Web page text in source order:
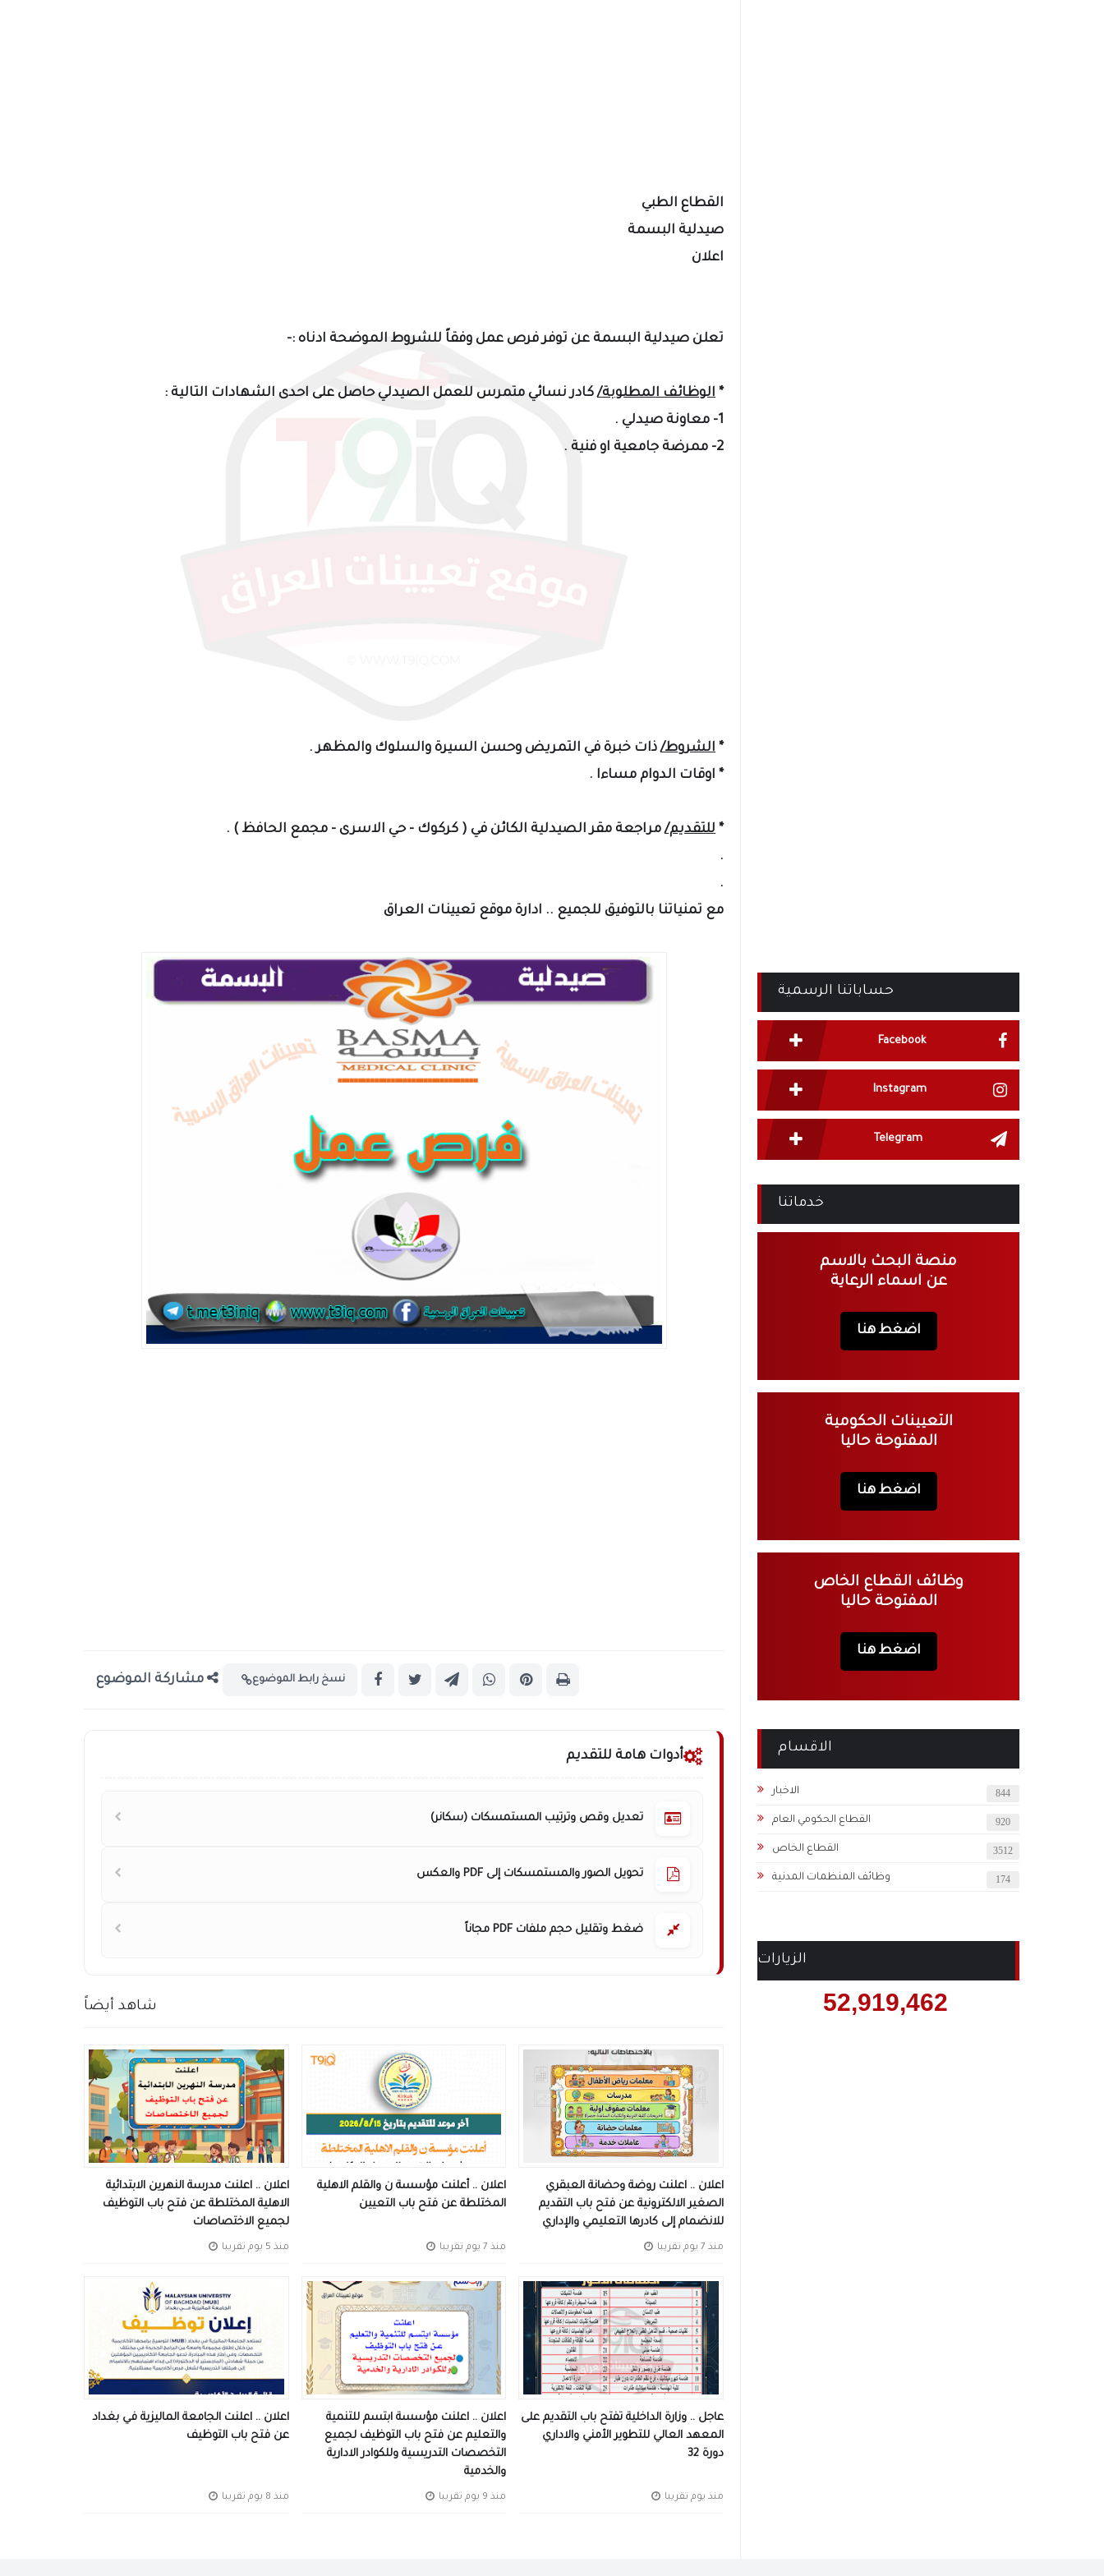
القطاع الطبي
صيدلية البسمة
اعلان
تعلن صيدلية البسمة عن توفر فرص عمل وفقاً للشروط الموضحة ادناه :-
* الوظائف المطلوبة/كادر نسائي متمرس للعمل الصيدلي حاصل على احدى الشهادات التالية :
1- معاونة صيدلي .
2- ممرضة جامعية او فنية .
* الشروط/ذات خبرة في التمريض وحسن السيرة والسلوك والمظهر .
* اوقات الدوام مساءا .
* للتقديم/مراجعة مقر الصيدلية الكائن في ( كركوك - حي الاسرى - مجمع الحافظ ) .
.
.
مع تمنياتنا بالتوفيق للجميع .. ادارة موقع تعيينات العراق
مشاركة الموضوع نسخ رابط الموضوع
أدوات هامة للتقديم
تعديل وقص وترتيب المستمسكات (سكانر)
تحويل الصور والمستمسكات إلى PDF والعكس
ضغط وتقليل حجم ملفات PDF مجاناً
شاهد أيضاً
اعلان .. اعلنت مدرسة النهرين الابتدائية
الاهلية المختلطة عن فتح باب التوظيف
لجميع الاختصاصات
منذ 5 يوم تقريبا
اعلان .. أعلنت مؤسسة ن والقلم الاهلية
المختلطة عن فتح باب التعيين
منذ 7 يوم تقريبا
اعلان .. اعلنت روضة وحضانة العبقري
الصغير الالكترونية عن فتح باب التقديم
للانضمام إلى كادرها التعليمي والإداري
منذ 7 يوم تقريبا
اعلان .. اعلنت الجامعة الماليزية في بغداد
عن فتح باب التوظيف
منذ 8 يوم تقريبا
اعلان .. اعلنت مؤسسة ابتسم للتنمية
والتعليم عن فتح باب التوظيف لجميع
التخصصات التدريسية وللكوادر الادارية
والخدمية
منذ 9 يوم تقريبا
عاجل .. وزارة الداخلية تفتح باب التقديم على
المعهد العالي للتطوير الأمني والاداري
دورة 32
منذ يوم تقريبا
حساباتنا الرسمية
Facebook
Instagram
Telegram
خدماتنا
منصة البحث بالاسم
عن اسماء الرعاية
اضغط هنا
التعيينات الحكومية
المفتوحة حاليا
اضغط هنا
وظائف القطاع الخاص
المفتوحة حاليا
اضغط هنا
الاقسام
الاخبار 844
القطاع الحكومي العام 920
القطاع الخاص 3512
وظائف المنظمات المدنية 174
الزيارات
52,919,462